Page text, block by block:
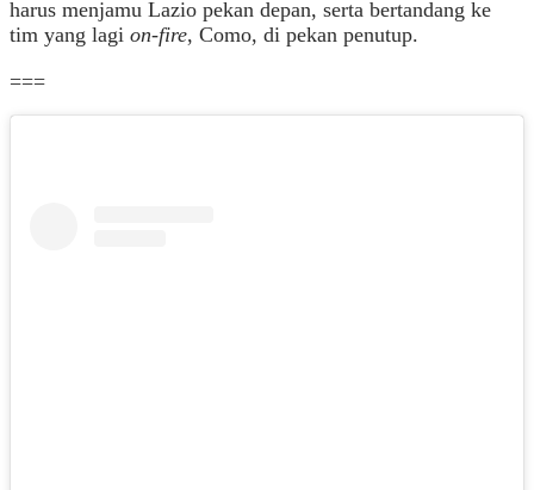
harus menjamu Lazio pekan depan, serta bertandang ke
tim yang lagi on-fire, Como, di pekan penutup.
===